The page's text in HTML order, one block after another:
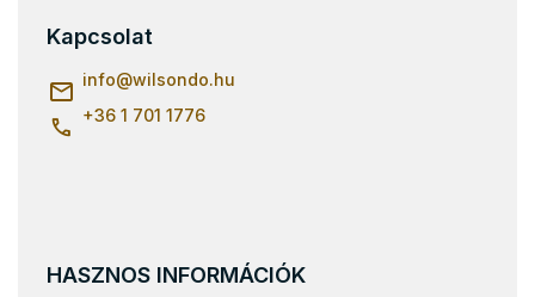
Kapcsolat
info@wilsondo.hu
+36 1 701 1776
HASZNOS INFORMÁCIÓK